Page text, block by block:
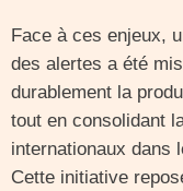
Face à ces enjeux,
des alertes a été
durablement la
tout en consolidant
internationaux dans
Cette initiative